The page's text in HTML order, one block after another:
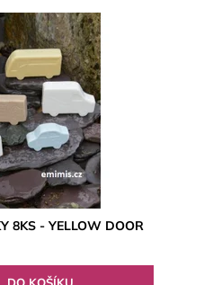
8KS - YELLOW DOOR